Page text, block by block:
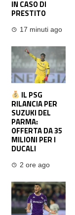
IN CASO DI
PRESTITO
17 minuti ago
IL PSG
RILANCIA PER
SUZUKI DEL
PARMA:
OFFERTA DA 35
MILIONI PER I
DUCALI
2 ore ago